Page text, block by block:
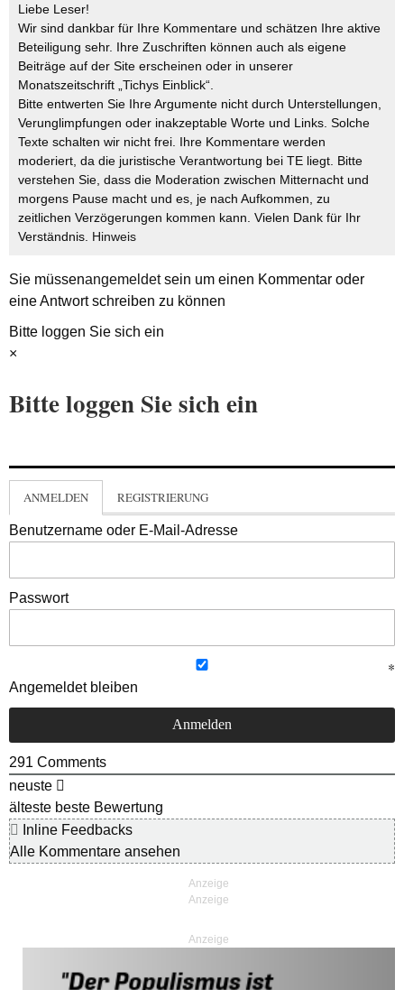
Liebe Leser!
Wir sind dankbar für Ihre Kommentare und schätzen Ihre aktive
Beteiligung sehr. Ihre Zuschriften können auch als eigene
Beiträge auf der Site erscheinen oder in unserer
Monatszeitschrift „Tichys Einblick“.
Bitte entwerten Sie Ihre Argumente nicht durch Unterstellungen,
Verunglimpfungen oder inakzeptable Worte und Links. Solche
Texte schalten wir nicht frei. Ihre Kommentare werden
moderiert, da die juristische Verantwortung bei TE liegt. Bitte
verstehen Sie, dass die Moderation zwischen Mitternacht und
morgens Pause macht und es, je nach Aufkommen, zu
zeitlichen Verzögerungen kommen kann. Vielen Dank für Ihr
Verständnis. Hinweis
Sie müssenangemeldetsein um einen Kommentar oder
eine Antwort schreiben zu können
Bitte loggen Sie sich ein
×
Bitte loggen Sie sich ein
ANMELDEN REGISTRIERUNG
Benutzername oder E-Mail-Adresse
Passwort
Angemeldet bleiben
291 Comments
neuste
älteste beste Bewertung
Inline Feedbacks
Alle Kommentare ansehen
Anzeige